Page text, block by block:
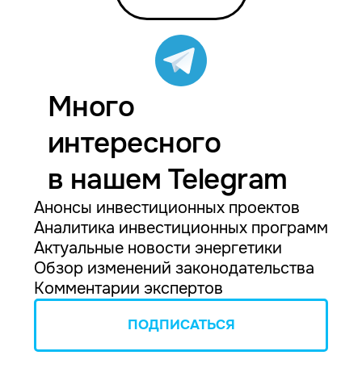
Много
интересного
в нашем Telegram
Анонсы инвестиционных проектов
Аналитика инвестиционных программ
Актуальные новости энергетики
Обзор изменений законодательства
Комментарии экспертов
ПОДПИСАТЬСЯ